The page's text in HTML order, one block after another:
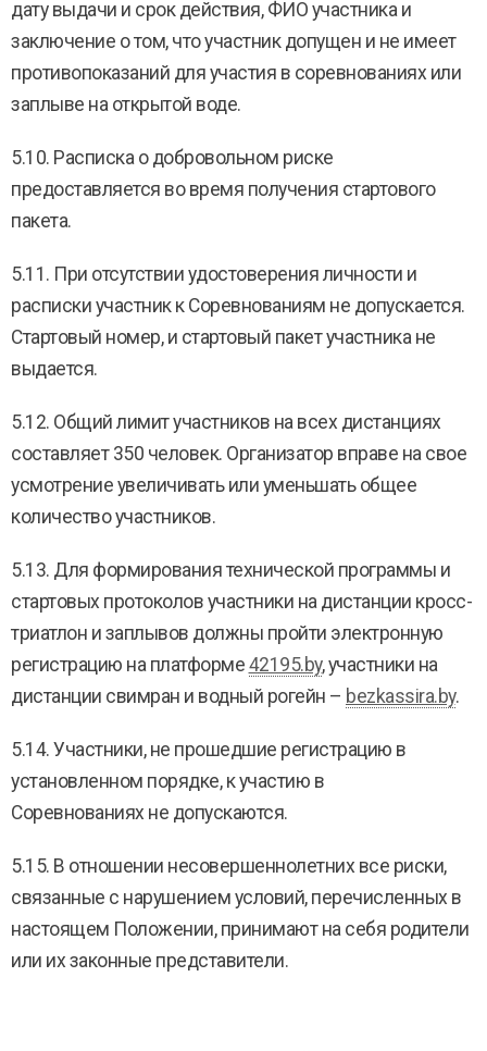
дату выдачи и срок действия, ФИО участника и
заключение о том, что участник допущен и не имеет
противопоказаний для участия в соревнованиях или
заплыве на открытой воде.
5.10. Расписка о добровольном риске
предоставляется во время получения стартового
пакета.
5.11. При отсутствии удостоверения личности и
расписки участник к Соревнованиям не допускается.
Стартовый номер, и стартовый пакет участника не
выдается.
5.12. Общий лимит участников на всех дистанциях
составляет 350 человек. Организатор вправе на свое
усмотрение увеличивать или уменьшать общее
количество участников.
5.13. Для формирования технической программы и
стартовых протоколов участники на дистанции кросс-
триатлон и заплывов должны пройти электронную
регистрацию на платформе 42195.by, участники на
дистанции свимран и водный рогейн – bezkassira.by.
5.14. Участники, не прошедшие регистрацию в
установленном порядке, к участию в
Соревнованиях не допускаются.
5.15. В отношении несовершеннолетних все риски,
связанные с нарушением условий, перечисленных в
настоящем Положении, принимают на себя родители
или их законные представители.